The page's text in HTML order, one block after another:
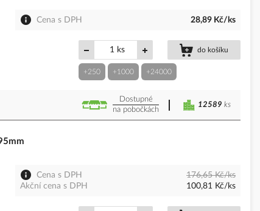
Cena s DPH 28,89 Kč/ks
ks do košíku
+250 +1000 +24000
Dostupné
na pobočkách
12589 ks
Cena s DPH
176,65 Kč/ks
Akční cena s DPH
100,81 Kč/ks